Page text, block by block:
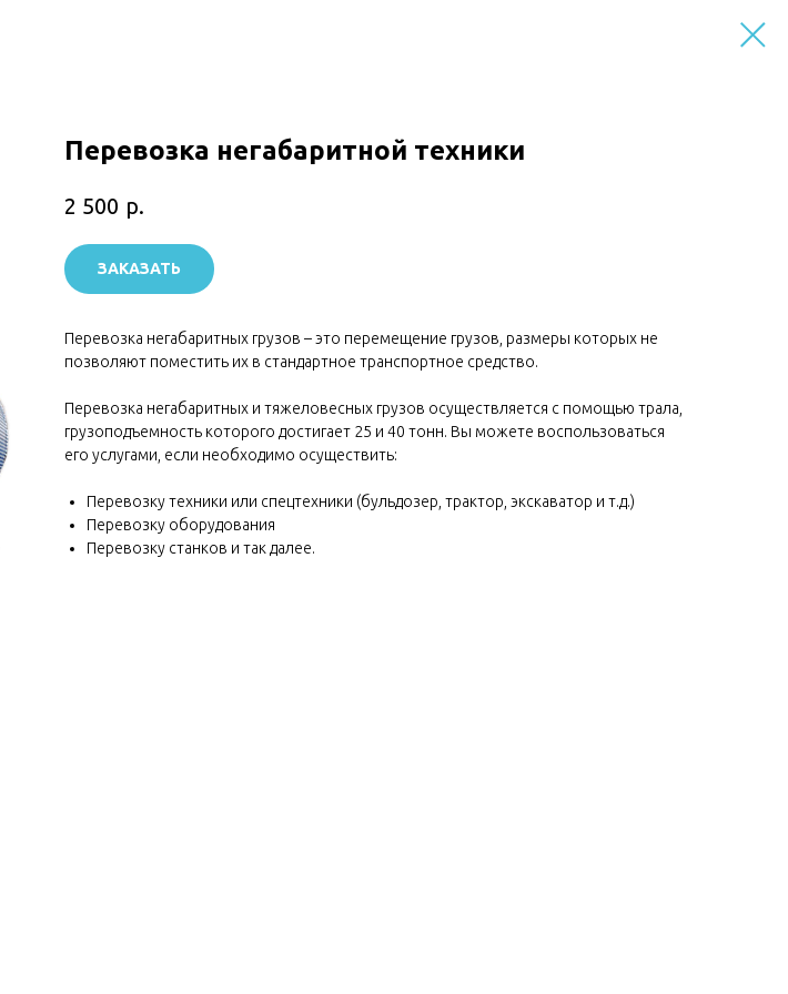
Перевозка негабаритной техники
2 500 р.
ЗАКАЗАТЬ
Перевозка негабаритных грузов – это перемещение грузов, размеры которых не
позволяют поместить их в стандартное транспортное средство.
Перевозка негабаритных и тяжеловесных грузов осуществляется с помощью трала,
грузоподъемность которого достигает 25 и 40 тонн. Вы можете воспользоваться
его услугами, если необходимо осуществить:
Перевозку техники или спецтехники (бульдозер, трактор, экскаватор и т.д.)
Перевозку оборудования
Перевозку станков и так далее.